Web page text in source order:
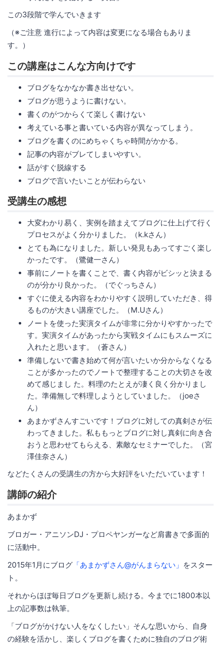
この3段階で学んでいきます
（※ご注意 進行によって内容は変更になる場合もありま
す。）
この講座はこんな方向けです
ブログをなかなか書き出せない。
ブログが思うように書けない。
書くのがつからくて楽しく書けない
考えている事と書いている内容が異なってしまう。
ブログを書くのにめちゃくちゃ時間がかかる。
記事の内容がブレてしまいやすい。
話がすぐ脱線する
ブログで言いたいことが伝わらない
受講生の感想
大変わかり易く、実例を踏まえてブログに仕上げて行く
プロセスがよく分かりました。（k.kさん）
とても為になりました。新しい発見もあってすごく楽し
かったです。（鷺健一さん）
事前にノートを書くことで、書く内容がビシッと決まる
のが分かり良かった。（でぐっちさん）
すぐに使える内容をわかりやすく説明していただき、得
るものが大きい講座でした。（M.Uさん）
ノートを使った実演タイムが非常に分かりやすかったで
す。実演タイムがあったから実戦タイムにもスムーズに
入れたと思います。（蒼さん）
準備しないで書き始めて何が言いたいか分からなくなる
ことが多かったのでノートで整理することの大切さを改
めて感じまし た。料理のたとえが凄く良く分かりまし
た。準備無しで料理しようとしていました。（joeさ
ん）
あまかずさんすごいです！ブログに対しての真剣さが伝
わってきました。私ももっとブログに対し真剣に向き合
おうと思わせてもらえる、素敵なセミナーでした。（宮
澤佳奈さん）
などたくさんの受講生の方から大好評をいただいています！
講師の紹介
あまかず
ブロガー・アニソンDJ・プロペヤンガーなど肩書きで多面的
に活動中。
2015年1月にブログ 「あまかずさん@がんまらない」 をスター
ト。
それからほぼ毎日ブログを更新し続ける。今までに1800本以
上の記事数は執筆。
「ブログがかけない人をなくしたい」そんな思いから、自身
の経験を活かし、楽しくブログを書くために独自のブログ術